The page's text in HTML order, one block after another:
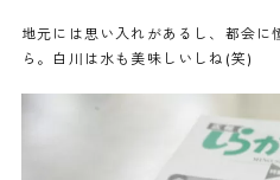
地元には思い入れがあるし、都会に
ら。白川は水も美味しいしね(笑)